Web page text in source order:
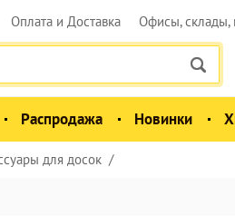
Оплата и Доставка Офисы, склады,
Распродажа Новинки
для досок